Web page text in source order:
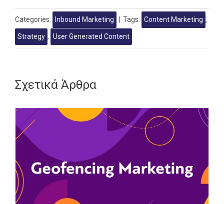
Categories: Inbound Marketing Tags: Content Marketing ,
Strategy , User Generated Content
Σχετικά Άρθρα